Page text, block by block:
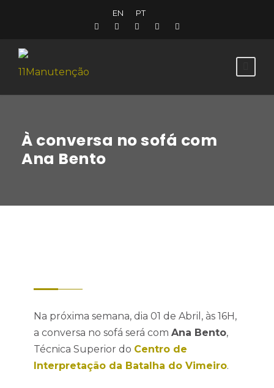
EN PT
À conversa no sofá com
Ana Bento
Na próxima semana, dia 01 de Abril, às 16H,
a conversa no sofá será com Ana Bento,
Técnica Superior do Centro de
Interpretação da Batalha do Vimeiro.